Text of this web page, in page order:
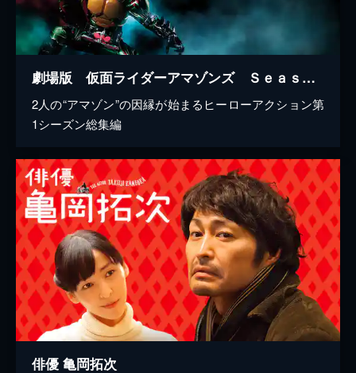
劇場版 仮面ライダーアマゾンズ Ｓｅａｓｏｎ１ 覚醒
2人の“アマゾン”の因縁が始まるヒーローアクション第
1シーズン総集編
俳優 亀岡拓次